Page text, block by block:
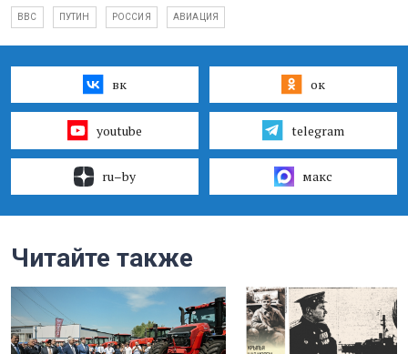
ВВС ПУТИН РОССИЯ АВИАЦИЯ
вк ок
youtube telegram
ru–by макс
Читайте также